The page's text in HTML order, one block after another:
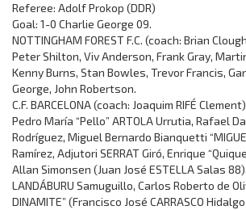
Referee: Adolf Prokop (DDR)
Goal: 1-0 Charlie George 09.
NOTTINGHAM FOREST F.C. (coach: Brian
Peter Shilton, Viv Anderson, Frank Gray,
Kenny Burns, Stan Bowles, Trevor Francis,
George, John Robertson.
C.F. BARCELONA (coach: Joaquim RIFÉ
Pedro María “Pello” ARTOLA Urrutia, Rafael
Rodríguez, Miguel Bernardo Bianquetti
Ramírez, Adjutori SERRAT Giró, Enrique
Allan Simonsen (Juan José ESTELLA Salas
LANDÁBURU Samuguillo, Carlos Roberto de
DINAMITE” (Francisco José CARRASCO